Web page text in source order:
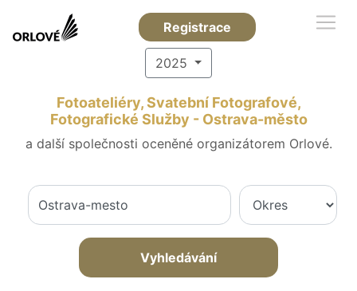
Registrace
2025
Fotoateliéry, Svatební Fotografové,
Fotografické Služby - Ostrava-město
a další společnosti oceněné organizátorem Orlové.
Vyhledávání